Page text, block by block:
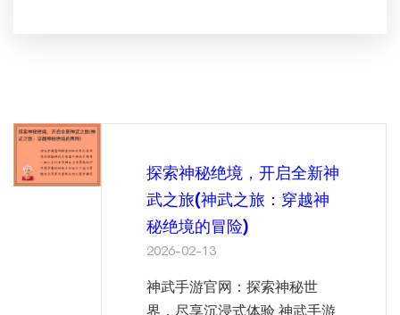
探索神秘绝境，开启全新神
武之旅(神武之旅：穿越神
秘绝境的冒险)
2026-02-13
神武手游官网：探索神秘世
界，尽享沉浸式体验 神武手游